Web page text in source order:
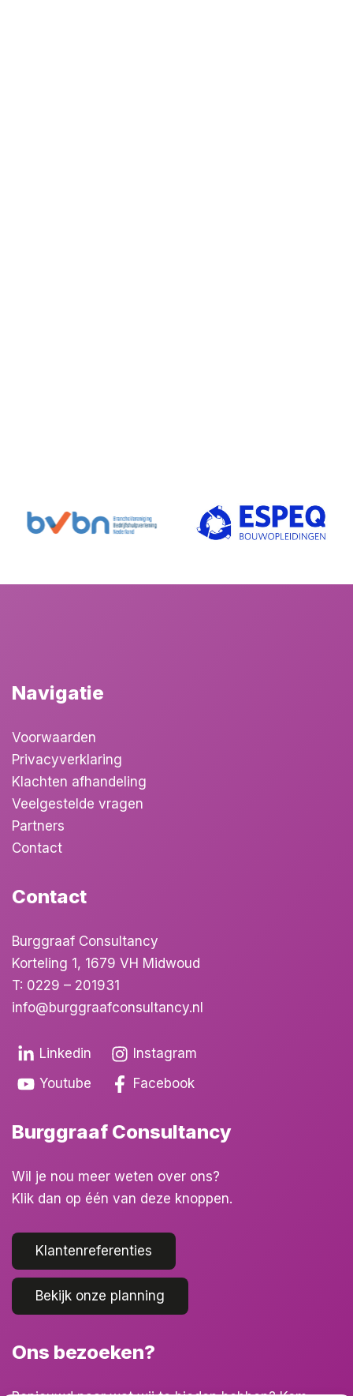
Navigatie
Voorwaarden
Privacyverklaring
Klachten afhandeling
Veelgestelde vragen
Partners
Contact
Contact
Burggraaf Consultancy
Korteling 1, 1679 VH Midwoud
T: 0229 – 201931
info@burggraafconsultancy.nl
Linkedin
Instagram
Youtube
Facebook
Burggraaf Consultancy
Wil je nou meer weten over ons?
Klik dan op één van deze knoppen.
Klantenreferenties
Bekijk onze planning
Ons bezoeken?